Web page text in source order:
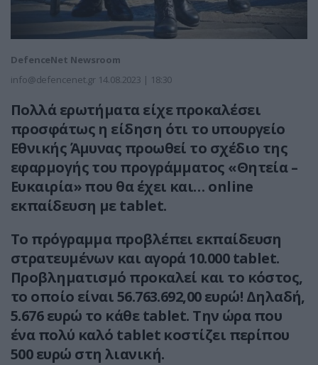
DefenceNet Newsroom
info@defencenet.gr 14.08.2023 | 18:30
Πολλά ερωτήματα είχε προκαλέσει
προσφάτως η είδηση ότι το υπουργείο
Εθνικής Άμυνας προωθεί το σχέδιο της
εφαρμογής του προγράμματος «Θητεία –
Ευκαιρία» που θα έχει και… online
εκπαίδευση με tablet.
Το πρόγραμμα προβλέπει εκπαίδευση
στρατευμένων και αγορά 10.000 tablet.
Προβληματισμό προκαλεί και το κόστος,
το οποίο είναι 56.763.692,00 ευρώ! Δηλαδή,
5.676 ευρώ το κάθε tablet. Την ώρα που
ένα πολύ καλό tablet κοστίζει περίπου
500 ευρώ στη λιανική.